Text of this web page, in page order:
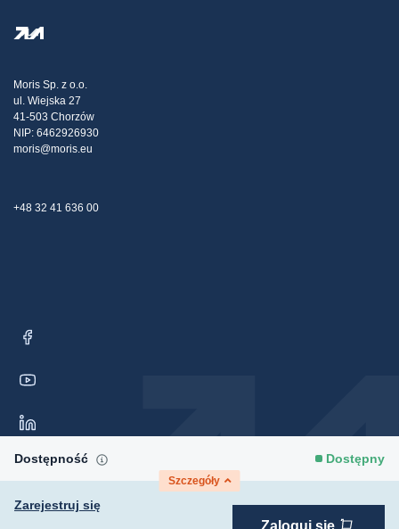
Dostępność Dostępny
Szczegóły
Zarejestruj się
Zaloguj się
Transport
Reklamacje
Moris Sp. z o.o.
ul. Wiejska 27
41-503 Chorzów
NIP: 6462926930
moris@moris.eu
+48 32 41 636 00